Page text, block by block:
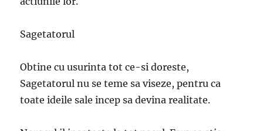
Sagetatorul
Obtine cu usurinta tot ce-si doreste,
Sagetatorul nu se teme sa viseze, pentru ca
toate ideile sale incep sa devina realitate.